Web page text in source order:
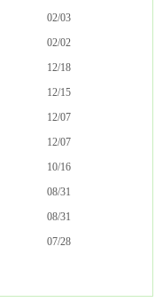
02/03
02/02
12/18
12/15
12/07
12/07
10/16
08/31
08/31
07/28